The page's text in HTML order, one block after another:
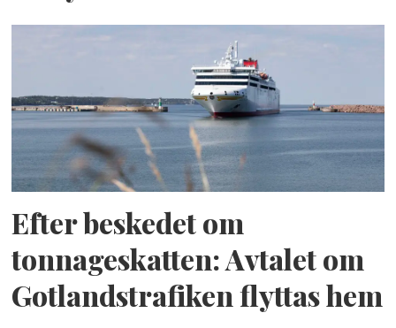
Efter beskedet om
tonnageskatten: Avtalet om
Gotlandstrafiken flyttas hem